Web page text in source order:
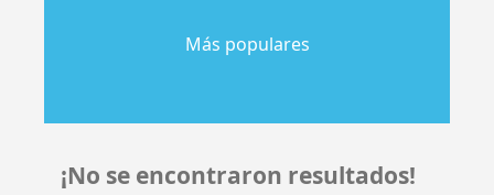
Más populares
¡No se encontraron resultados!